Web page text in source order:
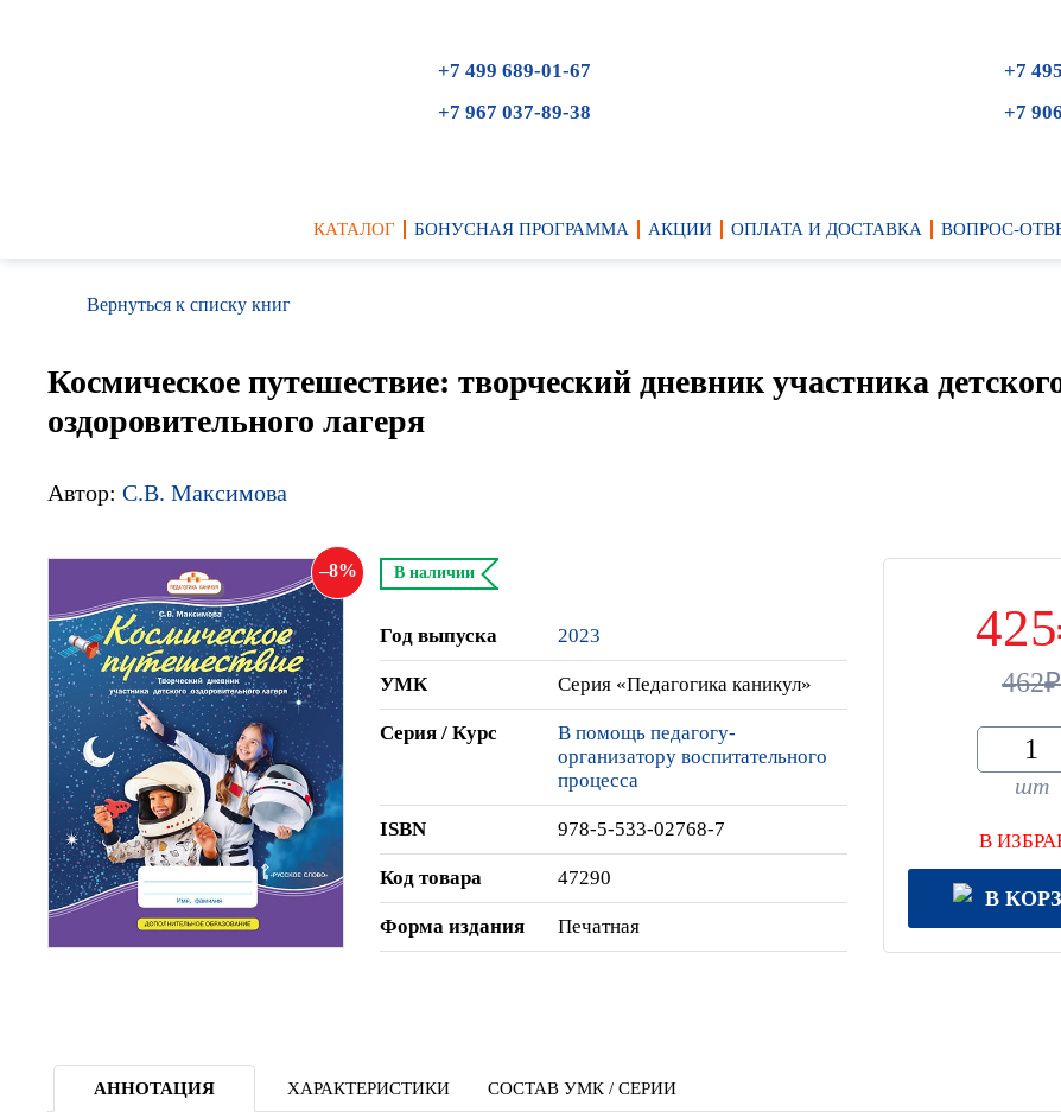
+7 499 689-01-67
+7 967 037-89-38
+7
+7
КАТАЛОГ БОНУСНАЯ ПРОГРАММА АКЦИИ ОПЛАТА И ДОСТАВКА ВОПРОС-
Вернуться к списку книг
Космическое путешествие: творческий дневник участника
оздоровительного лагеря
Автор: С.В. Максимова
8 В наличии
Год выпуска 2023
УМК Серия «Педагогика каникул»
Серия / Курс
В помощь педагогу-
организатору воспитательного
процесса
ISBN 978-5-533-02768-7
Код товара 47290
Форма издания Печатная
425
462
шт
В
В
АННОТАЦИЯ ХАРАКТЕРИСТИКИ СОСТАВ УМК / СЕРИИ